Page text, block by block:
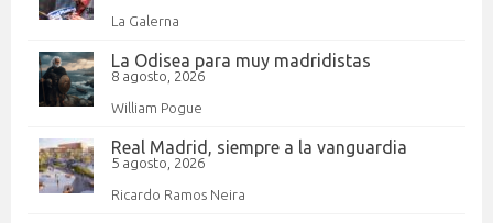
La Galerna
La Odisea para muy madridistas
8 agosto, 2026
William Pogue
Real Madrid, siempre a la vanguardia
5 agosto, 2026
Ricardo Ramos Neira